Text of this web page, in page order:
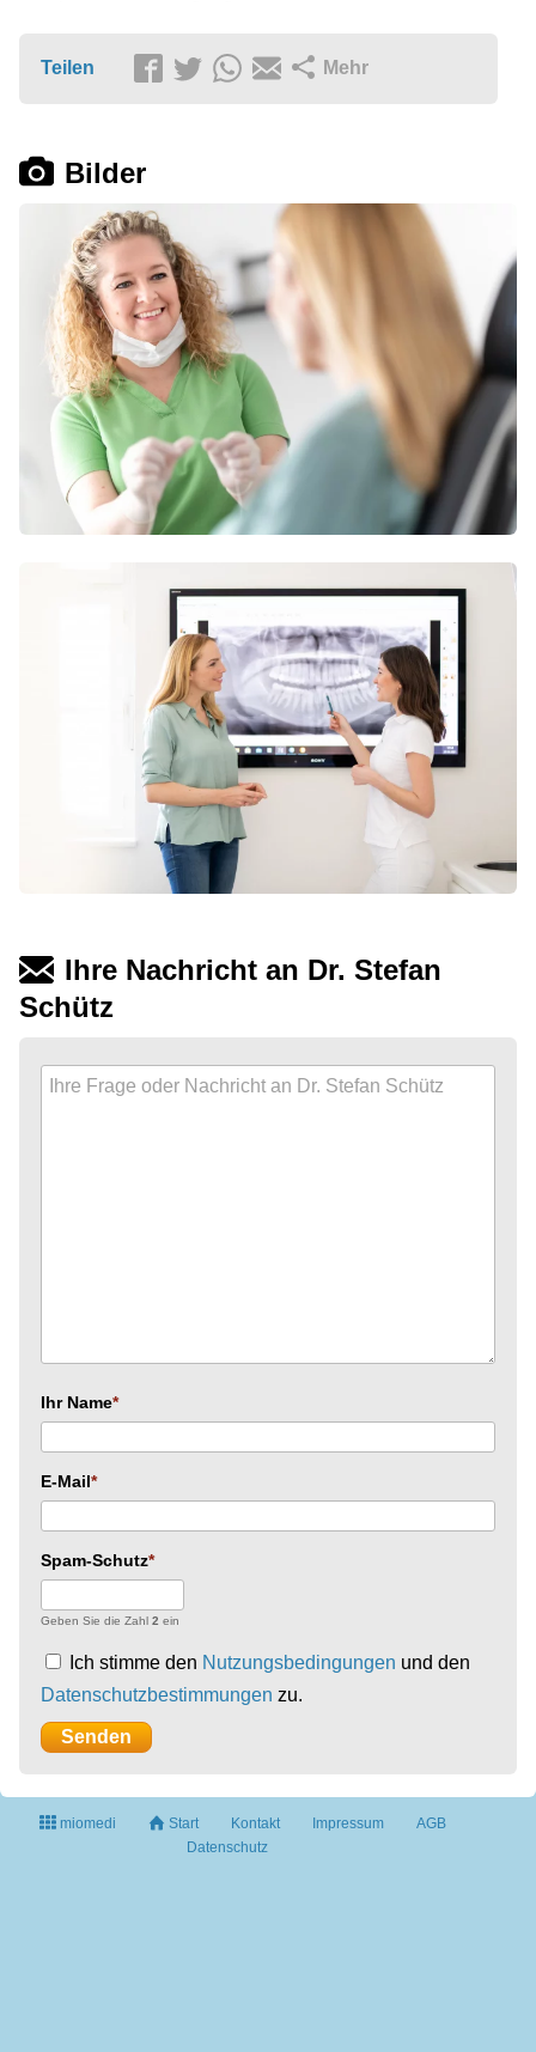
Teilen Mehr
Bilder
Ihre Nachricht an Dr. Stefan
Schütz
Ihr Name
E-Mail
Spam-Schutz
Geben Sie die Zahl 2 ein
Ich stimme den Nutzungsbedingungen und den
Datenschutzbestimmungen zu.
miomedi Start Kontakt Impressum
AGB
Datenschutz